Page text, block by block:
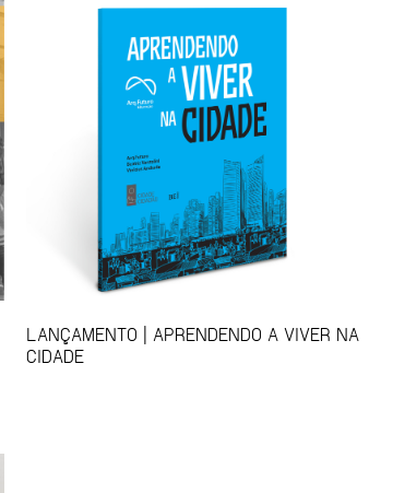
LANÇAMENTO | APRENDENDO A VIVER NA
CIDADE